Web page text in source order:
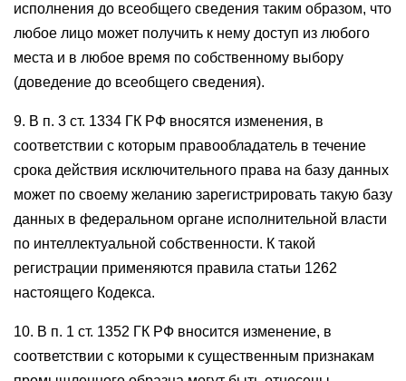
исполнения до всеобщего сведения таким образом, что
любое лицо может получить к нему доступ из любого
места и в любое время по собственному выбору
(доведение до всеобщего сведения).
9. В п. 3 ст. 1334 ГК РФ вносятся изменения, в
соответствии с которым правообладатель в течение
срока действия исключительного права на базу данных
может по своему желанию зарегистрировать такую базу
данных в федеральном органе исполнительной власти
по интеллектуальной собственности. К такой
регистрации применяются правила статьи 1262
настоящего Кодекса.
10. В п. 1 ст. 1352 ГК РФ вносится изменение, в
соответствии с которыми к существенным признакам